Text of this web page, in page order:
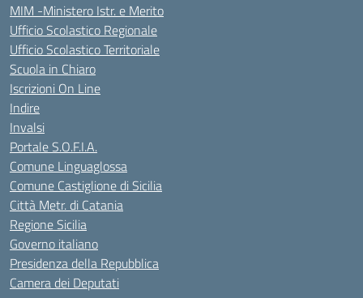
MIM -Ministero Istr. e Merito
Ufficio Scolastico Regionale
Ufficio Scolastico Territoriale
Scuola in Chiaro
Iscrizioni On Line
Indire
Invalsi
Portale S.O.F.I.A.
Comune Linguaglossa
Comune Castiglione di Sicilia
Città Metr. di Catania
Regione Sicilia
Governo italiano
Presidenza della Repubblica
Camera dei Deputati